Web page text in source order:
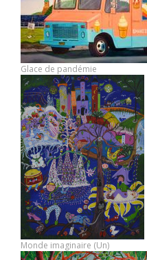
Glace de pandémie
Monde imaginaire (Un)